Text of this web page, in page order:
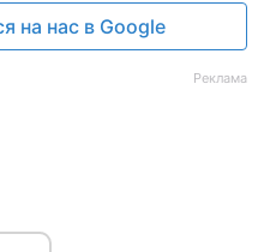
на нас в Google
Реклама